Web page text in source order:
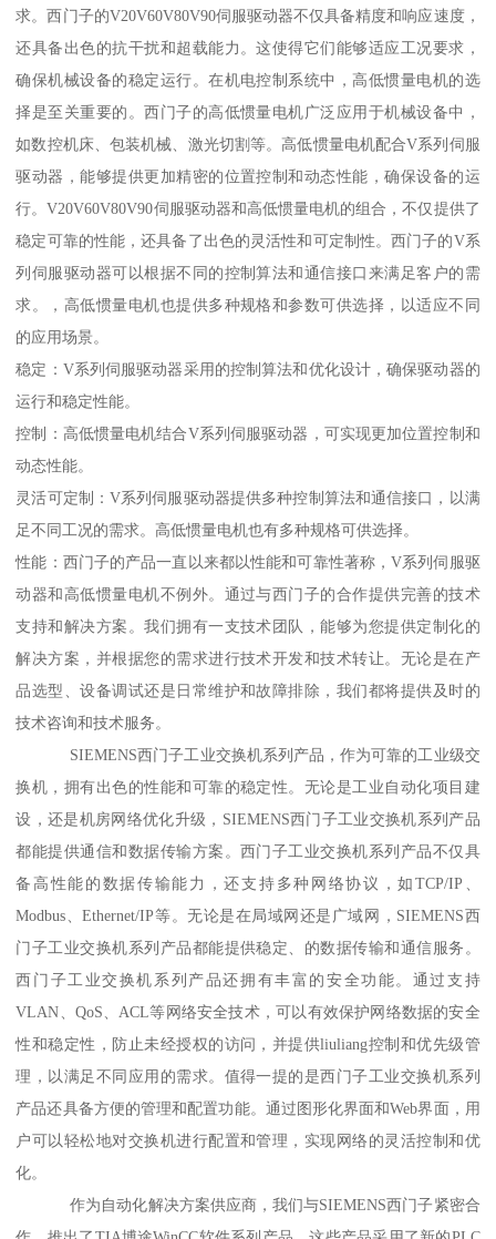
求。西门子的V20V60V80V90伺服驱动器不仅具备精度和响应速度，
还具备出色的抗干扰和超载能力。这使得它们能够适应工况要求，
确保机械设备的稳定运行。在机电控制系统中，高低惯量电机的选
择是至关重要的。西门子的高低惯量电机广泛应用于机械设备中，
如数控机床、包装机械、激光切割等。高低惯量电机配合V系列伺服
驱动器，能够提供更加精密的位置控制和动态性能，确保设备的运
行。V20V60V80V90伺服驱动器和高低惯量电机的组合，不仅提供了
稳定可靠的性能，还具备了出色的灵活性和可定制性。西门子的V系
列伺服驱动器可以根据不同的控制算法和通信接口来满足客户的需
求。，高低惯量电机也提供多种规格和参数可供选择，以适应不同
的应用场景。
稳定：V系列伺服驱动器采用的控制算法和优化设计，确保驱动器的
运行和稳定性能。
控制：高低惯量电机结合V系列伺服驱动器，可实现更加位置控制和
动态性能。
灵活可定制：V系列伺服驱动器提供多种控制算法和通信接口，以满
足不同工况的需求。高低惯量电机也有多种规格可供选择。
性能：西门子的产品一直以来都以性能和可靠性著称，V系列伺服驱
动器和高低惯量电机不例外。通过与西门子的合作提供完善的技术
支持和解决方案。我们拥有一支技术团队，能够为您提供定制化的
解决方案，并根据您的需求进行技术开发和技术转让。无论是在产
品选型、设备调试还是日常维护和故障排除，我们都将提供及时的
技术咨询和技术服务。
SIEMENS西门子工业交换机系列产品，作为可靠的工业级交
换机，拥有出色的性能和可靠的稳定性。无论是工业自动化项目建
设，还是机房网络优化升级，SIEMENS西门子工业交换机系列产品
都能提供通信和数据传输方案。西门子工业交换机系列产品不仅具
备高性能的数据传输能力，还支持多种网络协议，如TCP/IP、
Modbus、Ethernet/IP等。无论是在局域网还是广域网，SIEMENS西
门子工业交换机系列产品都能提供稳定、的数据传输和通信服务。
西门子工业交换机系列产品还拥有丰富的安全功能。通过支持
VLAN、QoS、ACL等网络安全技术，可以有效保护网络数据的安全
性和稳定性，防止未经授权的访问，并提供liuliang控制和优先级管
理，以满足不同应用的需求。值得一提的是西门子工业交换机系列
产品还具备方便的管理和配置功能。通过图形化界面和Web界面，用
户可以轻松地对交换机进行配置和管理，实现网络的灵活控制和优
化。
作为自动化解决方案供应商，我们与SIEMENS西门子紧密合